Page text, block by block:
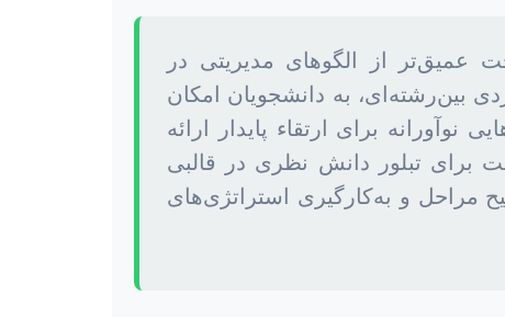
از الگوهای مدیریتی در
بین‌رشته‌ای، به دانشجویان امکان
برای ارتقاء پایدار ارائه
برای تبلور دانش نظری در قالبی
مراحل و به‌کارگیری استراتژی‌های